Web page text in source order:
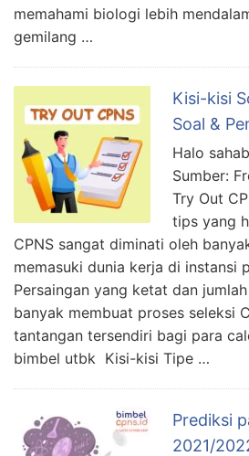
memahami biologi lebih
gemilang …
Kisi-kisi
Soal &
Halo
Sumber:
Try Out
tips yang
CPNS sangat diminati oleh
memasuki dunia kerja di instansi
Persaingan yang ketat dan
banyak membuat proses seleksi
tantangan tersendiri bagi para
bimbel utbk Kisi-kisi Tipe …
Prediksi
2021/